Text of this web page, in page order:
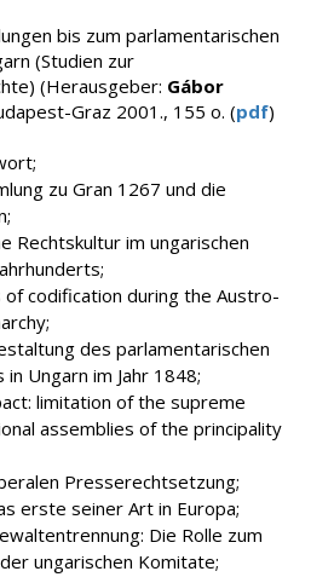
bis zum parlamentarischen
(Studien zur
(Herausgeber: Gábor
Graz 2001., 155 o. (pdf)
zu Gran 1267 und die
Rechtskultur im ungarischen
of codification during the Austro-
des parlamentarischen
Ungarn im Jahr 1848;
limitation of the supreme
assemblies of the principality
Presserechtsetzung;
erste seiner Art in Europa;
Die Rolle zum
ungarischen Komitate;